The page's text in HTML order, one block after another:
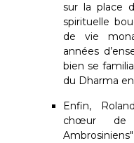
sur la place
spirituelle
de vie
années
bien se
du Dharma
Enfin,
chœur de